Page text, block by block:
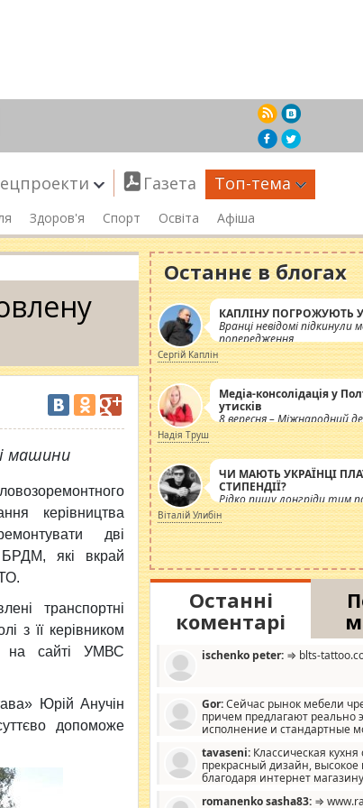
Газета Топ-тема
Здоров'я Спорт Освіта Афіша
машини
керівництва
дві
які вкрай
транспортні
з її керівником
на сайті УМВС
Юрій Анучін
допоможе
Останнє в блогах
КАПЛІНУ ПОГРОЖУЮТЬ
Вранці невідомі підкинули
попередження
Сергій Каплін
Медіа-консолідація у
утисків
8 вересня – Міжнародний
журналістів.
Надія Труш
ЧИ МАЮТЬ УКРАЇНЦІ
СТИПЕНДІЇ?
Рідко пишу лонгріди тим
але вже просто дістало!
інсенуації навколо
Штучно роздувається ще
катастрофа.
Віталій Улибін
Останні
коментарі
ischenko peter: ⇒ blts-
Gor:Сейчас рынок мебели
причем предлагают реально
исполнение и стандартные
дизайну, мало походит на
креативненько и что главное - со
без ненужных наворотов
tavaseni: Классическая
прекрасный дизайн, высокое
благодаря интернет
romanenko sasha83: ⇒